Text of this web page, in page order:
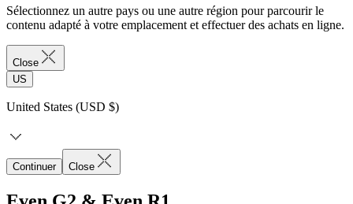
Sélectionnez un autre pays ou une autre région pour parcourir le
contenu adapté à votre emplacement et effectuer des achats en ligne.
Close
US
United States (USD $)
Continuer Close